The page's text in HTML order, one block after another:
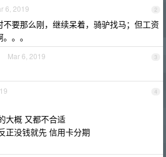
2
6, 2019
要那么刚，继续呆着，骑驴找马；但工资
。。
3
Mar 6, 2019
4
大概 又都不合适
正没钱就先 信用卡分期